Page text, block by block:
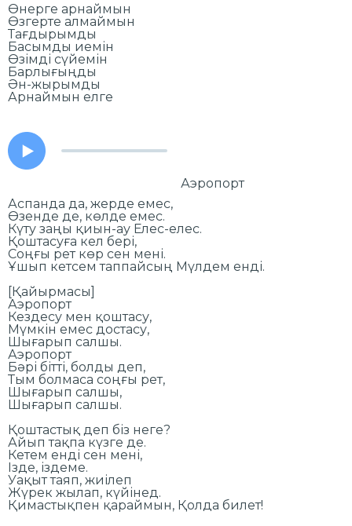
Өнерге арнаймын
Өзгерте алмаймын
Тағдырымды
Басымды иемін
Өзімді сүйемін
Барлығыңды
Ән-жырымды
Арнаймын елге
Аэропорт
Аспанда да, жерде емес,
Өзенде де, көлде емес.
Күту заңы қиын-ау Елес-елес.
Қоштасуға кел бері,
Соңғы рет көр сен мені.
Ұшып кетсем таппайсың Мүлдем енді.
[Қайырмасы]
Аэропорт
Кездесу мен қоштасу,
Мүмкін емес достасу,
Шығарып салшы.
Аэропорт
Бәрі бітті, болды деп,
Тым болмаса соңғы рет,
Шығарып салшы,
Шығарып салшы.
Қоштастық деп біз неге?
Айып тақпа күзге де.
Кетем енді сен мені,
Ізде, іздеме.
Уақыт таяп, жиілеп
Жүрек жылап, күйінед.
Қимастықпен қараймын, Қолда билет!